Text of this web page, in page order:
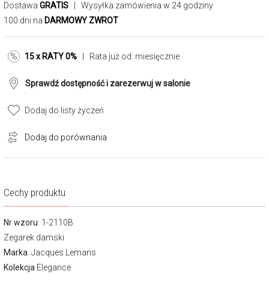
Cechy produktu
Nr wzoru: 1-2110B
Zegarek damski
Marka: Jacques Lemans
Kolekcja Elegance
Dostawa GRATIS | Wysyłka zamówienia w 24 godziny
100 dni na DARMOWY ZWROT
15 x RATY 0% | Rata już od: miesięcznie
Sprawdź dostępność i zarezerwuj w salonie
Dodaj do listy życzeń
Dodaj do porównania